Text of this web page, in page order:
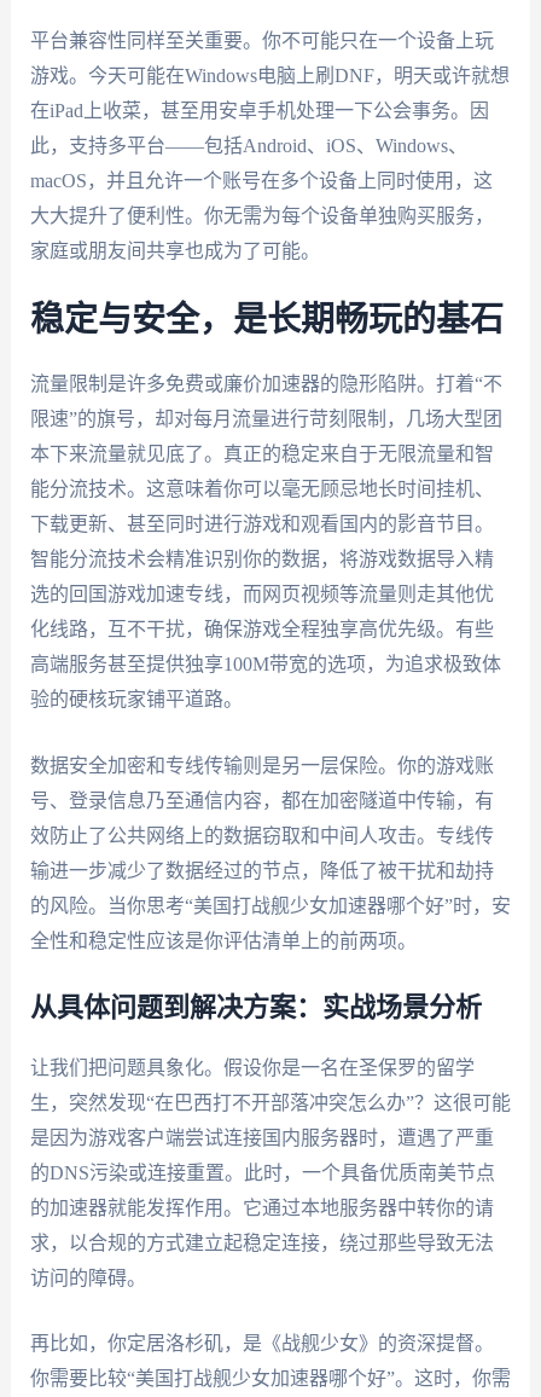
平台兼容性同样至关重要。你不可能只在一个设备上玩
游戏。今天可能在Windows电脑上刷DNF，明天或许就想
在iPad上收菜，甚至用安卓手机处理一下公会事务。因
此，支持多平台——包括Android、iOS、Windows、
macOS，并且允许一个账号在多个设备上同时使用，这
大大提升了便利性。你无需为每个设备单独购买服务，
家庭或朋友间共享也成为了可能。
稳定与安全，是长期畅玩的基石
流量限制是许多免费或廉价加速器的隐形陷阱。打着“不
限速”的旗号，却对每月流量进行苛刻限制，几场大型团
本下来流量就见底了。真正的稳定来自于无限流量和智
能分流技术。这意味着你可以毫无顾忌地长时间挂机、
下载更新、甚至同时进行游戏和观看国内的影音节目。
智能分流技术会精准识别你的数据，将游戏数据导入精
选的回国游戏加速专线，而网页视频等流量则走其他优
化线路，互不干扰，确保游戏全程独享高优先级。有些
高端服务甚至提供独享100M带宽的选项，为追求极致体
验的硬核玩家铺平道路。
数据安全加密和专线传输则是另一层保险。你的游戏账
号、登录信息乃至通信内容，都在加密隧道中传输，有
效防止了公共网络上的数据窃取和中间人攻击。专线传
输进一步减少了数据经过的节点，降低了被干扰和劫持
的风险。当你思考“美国打战舰少女加速器哪个好”时，安
全性和稳定性应该是你评估清单上的前两项。
从具体问题到解决方案：实战场景分析
让我们把问题具象化。假设你是一名在圣保罗的留学
生，突然发现“在巴西打不开部落冲突怎么办”？这很可能
是因为游戏客户端尝试连接国内服务器时，遭遇了严重
的DNS污染或连接重置。此时，一个具备优质南美节点
的加速器就能发挥作用。它通过本地服务器中转你的请
求，以合规的方式建立起稳定连接，绕过那些导致无法
访问的障碍。
再比如，你定居洛杉矶，是《战舰少女》的资深提督。
你需要比较“美国打战舰少女加速器哪个好”。这时，你需